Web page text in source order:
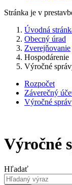
Stránka je v
Úvodná
Obecný úrad
Zverejňovanie
Hospodárenie
Výročné
Rozpočet
Záverečný
Výročné
Výročné
Hľadať